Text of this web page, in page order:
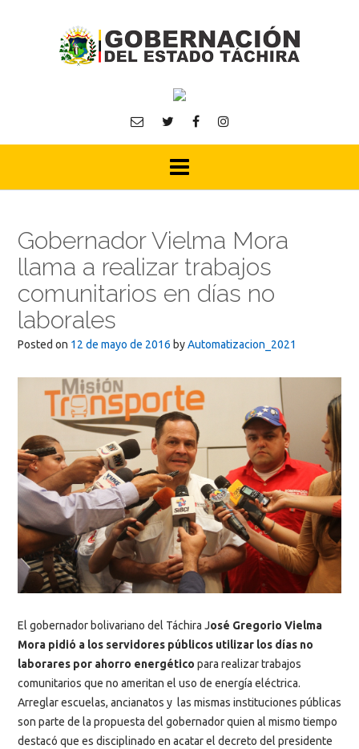
Gobernador Vielma Mora
llama a realizar trabajos
comunitarios en días no
laborales
Posted on 12 de mayo de 2016 byAutomatizacion_2021
El gobernador bolivariano del Táchira José Gregorio Vielma
Mora pidió a los servidores públicos utilizar los días no
laborares por ahorro energético para realizar trabajos
comunitarios que no ameritan el uso de energía eléctrica.
Arreglar escuelas, ancianatos y las mismas instituciones públicas
son parte de la propuesta del gobernador quien al mismo tiempo
destacó que es disciplinado en acatar el decreto del presidente